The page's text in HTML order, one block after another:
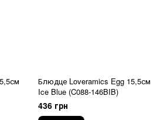
Блюдце Loveramics Egg 15,5см
Ice Blue (C088-146BIB)
436 грн